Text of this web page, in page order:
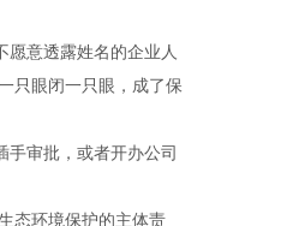
愿意透露姓名的企业人
只眼闭一只眼，成了保
手审批，或者开办公司
态环境保护的主体责